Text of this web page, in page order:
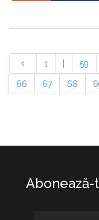
1 59
66 67 68